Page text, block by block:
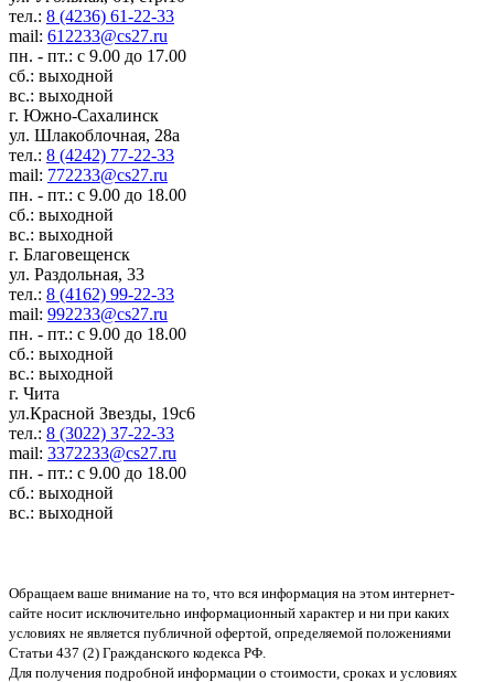
тел.: 8 (4236) 61-22-33
mail: 612233@cs27.ru
пн. - пт.: с 9.00 до 17.00
сб.: выходной
вс.: выходной
г. Южно-Сахалинск
ул. Шлакоблочная, 28а
тел.: 8 (4242) 77-22-33
mail: 772233@cs27.ru
пн. - пт.: с 9.00 до 18.00
сб.: выходной
вс.: выходной
г. Благовещенск
ул. Раздольная, 33
тел.: 8 (4162) 99-22-33
mail: 992233@cs27.ru
пн. - пт.: с 9.00 до 18.00
сб.: выходной
вс.: выходной
г. Чита
ул.Красной Звезды, 19с6
тел.: 8 (3022) 37-22-33
mail: 3372233@cs27.ru
пн. - пт.: с 9.00 до 18.00
сб.: выходной
вс.: выходной
Обращаем ваше внимание на то, что вся информация на этом интернет-
сайте носит исключительно информационный характер и ни при каких
условиях не является публичной офертой, определяемой положениями
Статьи 437 (2) Гражданского кодекса РФ.
Для получения подробной информации о стоимости, сроках и условиях